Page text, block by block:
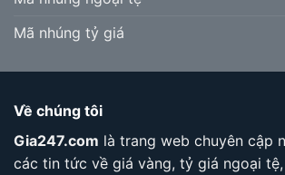
Mã nhúng tỷ giá
Về chúng tôi
Gia247.com là trang web chuyên cập
các tin tức về giá vàng, tỷ giá ngoại